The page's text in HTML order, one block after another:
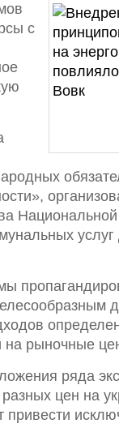
с
на рыночные
ряда
цен на